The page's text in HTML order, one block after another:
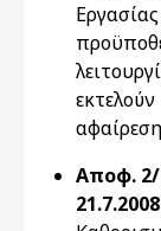
Αποφ. 2/